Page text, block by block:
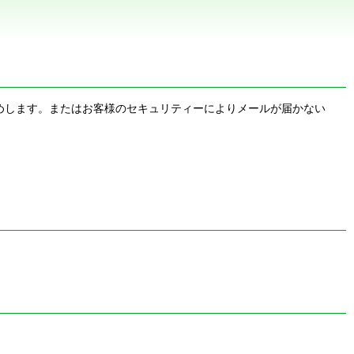
ます。またはお客様のセキュリティーによりメールが届かない